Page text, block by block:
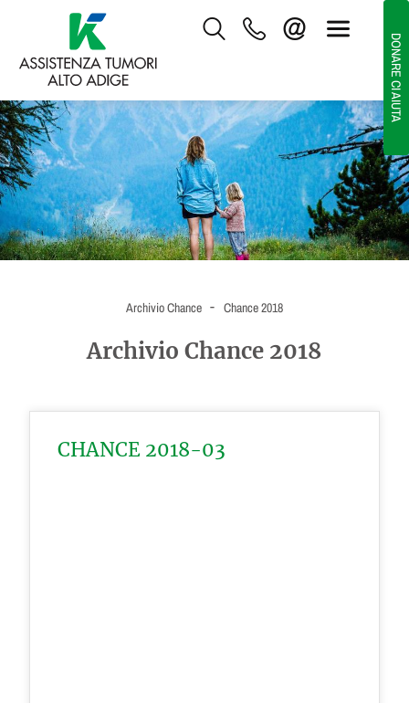
DONARE CI AIUTA
Archivio Chance - Chance 2018
Archivio Chance 2018
CHANCE 2018-03